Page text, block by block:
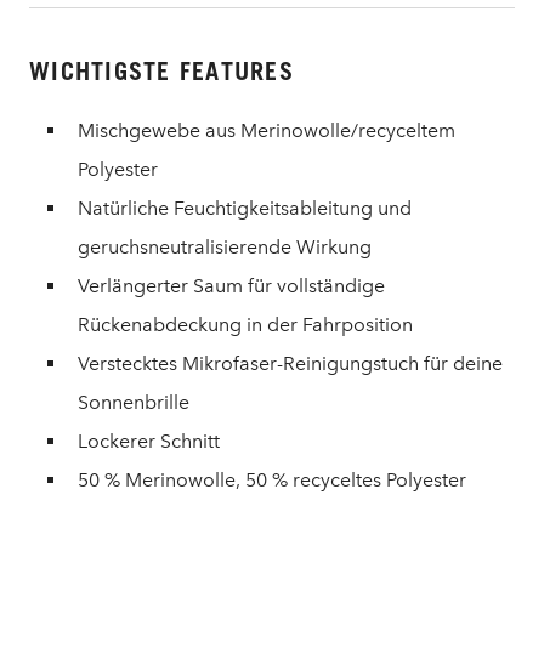
WICHTIGSTE FEATURES
Mischgewebe aus Merinowolle/recyceltem
Polyester
Natürliche Feuchtigkeitsableitung und
geruchsneutralisierende Wirkung
Verlängerter Saum für vollständige
Rückenabdeckung in der Fahrposition
Verstecktes Mikrofaser-Reinigungstuch für deine
Sonnenbrille
Lockerer Schnitt
50 % Merinowolle, 50 % recyceltes Polyester